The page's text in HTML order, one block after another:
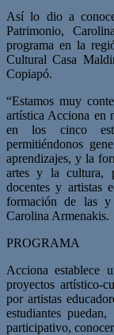
Así lo dio a
Patrimonio,
programa en la
Cultural Casa
Copiapó.
“Estamos muy
artística Acciona en
en los cinco
permitiéndonos
aprendizajes, y la
artes y la cultura,
docentes y artistas
formación de las y
Carolina Armenakis.
PROGRAMA
Acciona establece
proyectos artístico-
por artistas
estudiantes
participativo,